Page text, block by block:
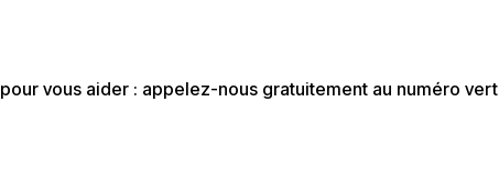
vous aider : appelez-nous gratuitement au numéro vert